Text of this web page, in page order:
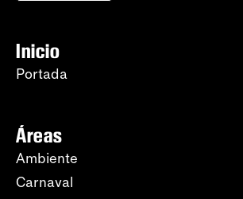
Inicio
Portada
Áreas
Ambiente
Carnaval